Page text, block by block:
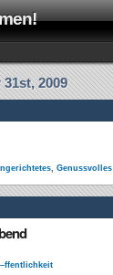
2009
, Genussvolles